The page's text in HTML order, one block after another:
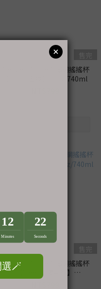
Blender Bottle不鏽鋼搖搖杯
【Sleek 雪狼】25oz/740ml
Blender Bottle不鏽鋼搖搖杯
【Sleek Q彈萌狗】
25oz/740ml